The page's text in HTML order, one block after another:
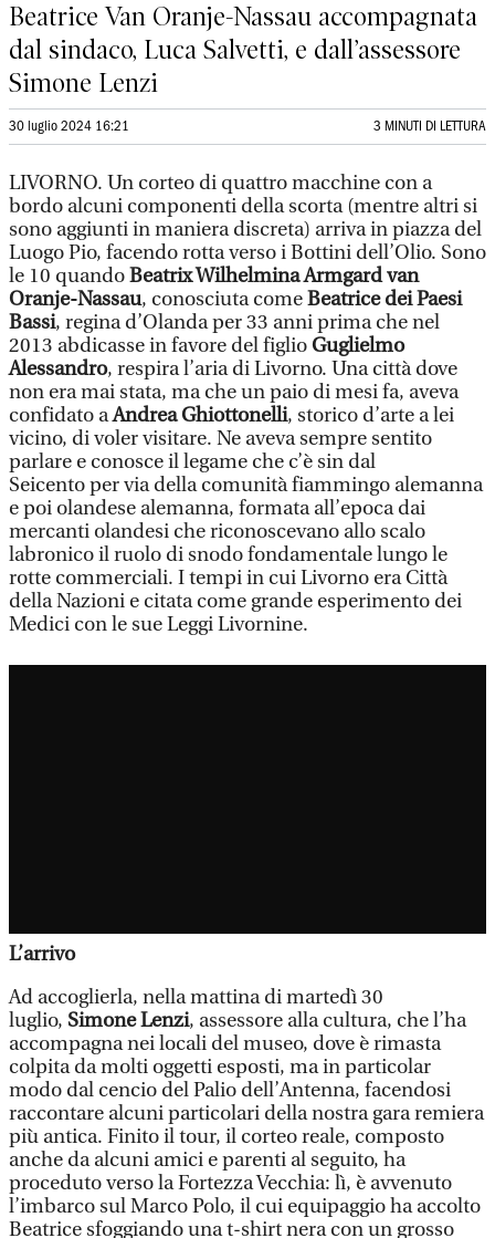
Beatrice Van Oranje-Nassau accompagnata
dal sindaco, Luca Salvetti, e dall’assessore
Simone Lenzi
30 luglio 2024 16:21 3 MINUTI DI LETTURA
LIVORNO. Un corteo di quattro macchine con a
bordo alcuni componenti della scorta (mentre altri si
sono aggiunti in maniera discreta) arriva in piazza del
Luogo Pio, facendo rotta verso i Bottini dell’Olio. Sono
le 10 quandoBeatrix Wilhelmina Armgard van
Oranje-Nassau, conosciuta comeBeatrice dei Paesi
Bassi, regina d’Olanda per 33 anni prima che nel
2013 abdicasse in favore del figlioGuglielmo
Alessandro, respira l’aria di Livorno. Una città dove
non era mai stata, ma che un paio di mesi fa, aveva
confidato aAndrea Ghiottonelli, storico d’arte a lei
vicino, di voler visitare. Ne aveva sempre sentito
parlare e conosce il legame che c’è sin dal
Seicento per via della comunità fiammingo alemanna
e poi olandese alemanna, formata all’epoca dai
mercanti olandesi che riconoscevano allo scalo
labronico il ruolo di snodo fondamentale lungo le
rotte commerciali. I tempi in cui Livorno era Città
della Nazioni e citata come grande esperimento dei
Medici con le sue Leggi Livornine.
L’arrivo
Ad accoglierla, nella mattina di martedì 30
luglio, Simone Lenzi, assessore alla cultura, che l’ha
accompagna nei locali del museo, dove è rimasta
colpita da molti oggetti esposti, ma in particolar
modo dal cencio del Palio dell’Antenna, facendosi
raccontare alcuni particolari della nostra gara remiera
più antica. Finito il tour, il corteo reale, composto
anche da alcuni amici e parenti al seguito, ha
proceduto verso la Fortezza Vecchia: lì, è avvenuto
l’imbarco sul Marco Polo, il cui equipaggio ha accolto
Beatrice sfoggiando una t-shirt nera con un grosso